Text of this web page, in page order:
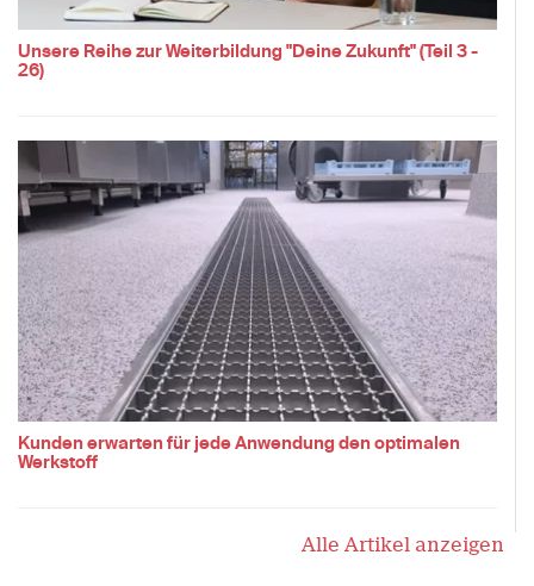
Unsere Reihe zur Weiterbildung "Deine Zukunft" (Teil 3 -
26)
Kunden erwarten für jede Anwendung den optimalen
Werkstoff
Alle Artikel anzeigen